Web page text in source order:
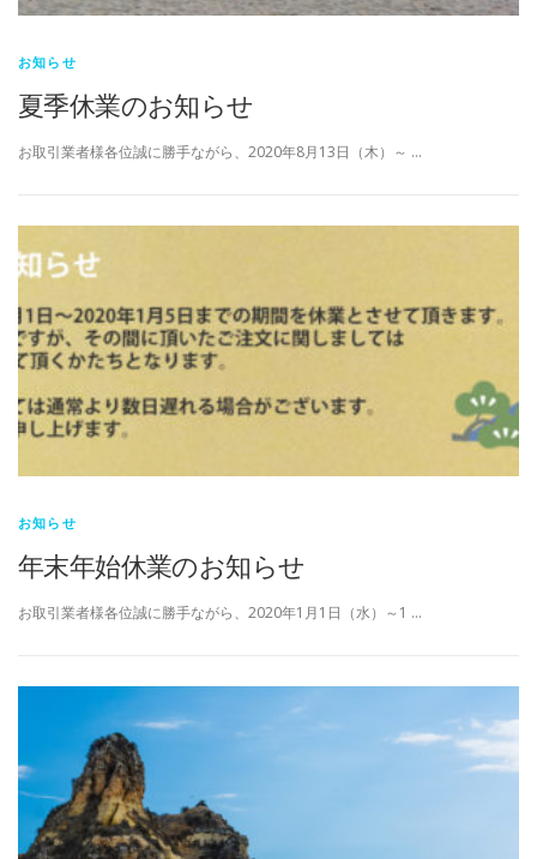
お知らせ
夏季休業のお知らせ
お取引業者様各位誠に勝手ながら、2020年8月13日（木）～ …
お知らせ
年末年始休業のお知らせ
お取引業者様各位誠に勝手ながら、2020年1月1日（水）～1 …